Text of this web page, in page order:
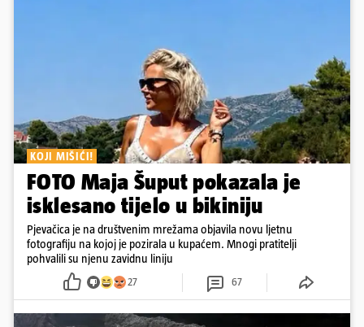
KOJI MIŠIĆI!
FOTO Maja Šuput pokazala je
isklesano tijelo u bikiniju
Pjevačica je na društvenim mrežama objavila novu ljetnu
fotografiju na kojoj je pozirala u kupaćem. Mnogi pratitelji
pohvalili su njenu zavidnu liniju
27 67